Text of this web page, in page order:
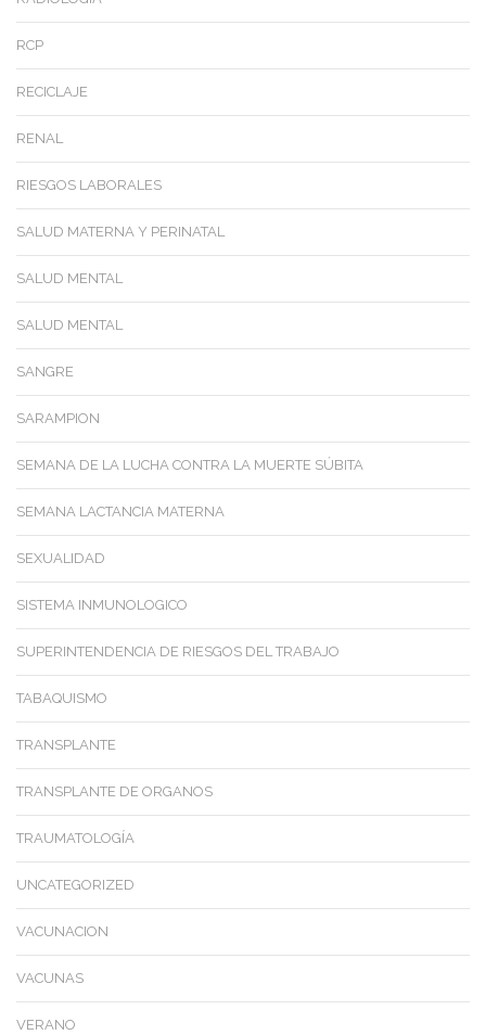
RCP
RECICLAJE
RENAL
RIESGOS LABORALES
SALUD MATERNA Y PERINATAL
SALUD MENTAL
SALUD MENTAL
SANGRE
SARAMPION
SEMANA DE LA LUCHA CONTRA LA MUERTE SÚBITA
SEMANA LACTANCIA MATERNA
SEXUALIDAD
SISTEMA INMUNOLOGICO
SUPERINTENDENCIA DE RIESGOS DEL TRABAJO
TABAQUISMO
TRANSPLANTE
TRANSPLANTE DE ORGANOS
TRAUMATOLOGÍA
UNCATEGORIZED
VACUNACION
VACUNAS
VERANO